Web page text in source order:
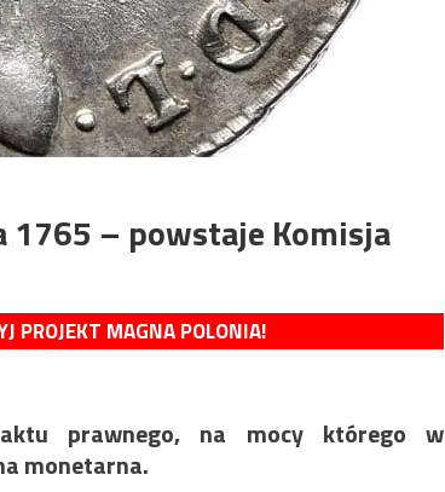
– powstaje Komisja
PROJEKT MAGNA POLONIA!
prawnego, na mocy którego w
monetarna.